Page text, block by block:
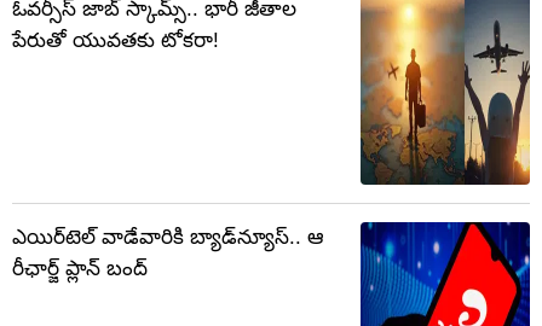
ఓవర్సీస్‌ జాబ్‌ స్కామ్స్‌.. భారీ జీతాల
పేరుతో యువతకు టోకరా!
ఎయిర్‌టెల్ వాడేవారికి బ్యాడ్‌న్యూస్.. ఆ
రీఛార్జ్ ప్లాన్ బంద్